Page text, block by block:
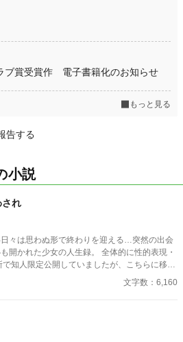
ブ賞受賞作 電子書籍化のお知らせ
もっと見る
告する
小説
され
々は思わぬ形で終わりを迎える…突然の出会
少女の人生録。 全体的に性的表現・
知人限定公開していましたが、こちらに移し
済みです。
文字数：6,160